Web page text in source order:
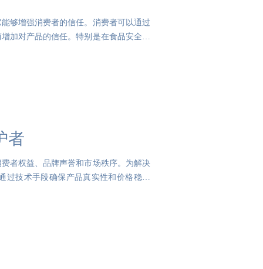
够增强消费者的信任。消费者可以通过
加对产品的信任。特别是在食品安全事
者
者权益、品牌声誉和市场秩序。为解决
过技术手段确保产品真实性和价格稳定